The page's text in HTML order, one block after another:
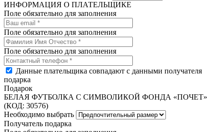
ИНФОРМАЦИЯ О ПЛАТЕЛЬЩИКЕ
Поле обязательно для заполнения
Поле обязательно для заполнения
Поле обязательно для заполнения
Данные плательщика совпадают с данными получателя
подарка
Подарок
БЕЛАЯ ФУТБОЛКА С СИМВОЛИКОЙ ФОНДА «ПОЧЕТ»
(КОД: 30576)
Необходимо выбрать
Получатель подарка